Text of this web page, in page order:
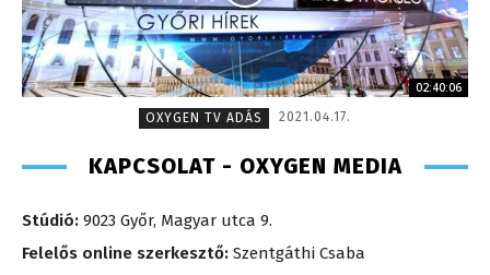
02:40:06
OXYGEN TV ADÁS
2021.04.17.
KAPCSOLAT - OXYGEN MEDIA
Stúdió: 9023 Győr, Magyar utca 9.
Felelős online szerkesztő: Szentgáthi Csaba